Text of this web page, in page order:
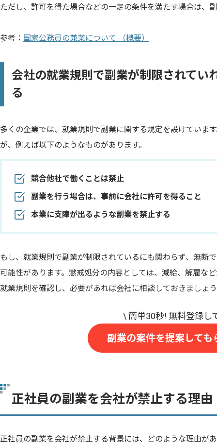
ただし、許可を得た場合などの一定の条件を満たす場合は、
参考： 国家公務員の兼業について （概要）
会社の就業規則で副業が制限されてい
る
多くの企業では、就業規則で副業に関する規定を設けていま
が、例えば以下のようなものがあります。
競合他社で働くことは禁止
副業を行う場合は、事前に会社に許可を得ること
本業に支障が出るような副業を禁止する
もし、就業規則で副業が制限されているにも関わらず、無断
可能性があります。懲戒処分の内容としては、減給、解雇な
就業規則を確認し、必要があれば会社に相談しておきましょ
副業の案件を提案しても
正社員の副業を会社が禁止する理由
正社員の副業を会社が禁止する背景には、どのような理由が